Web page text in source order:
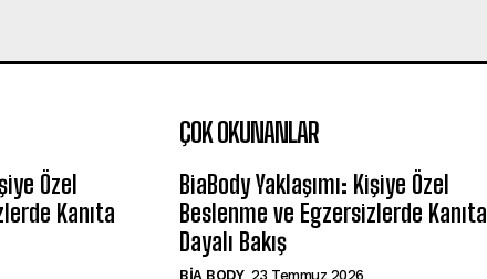
Özel
Kanıta
ÇOK OKUNANLAR
BiaBody Yaklaşımı: Kişiye Özel
Beslenme ve Egzersizlerde Kanıta
Dayalı Bakış
BIA BODY 23 Temmuz 2026